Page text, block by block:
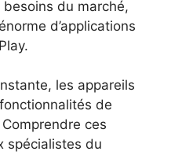
du marché,
d’applications
les appareils
de
ces
spécialistes du